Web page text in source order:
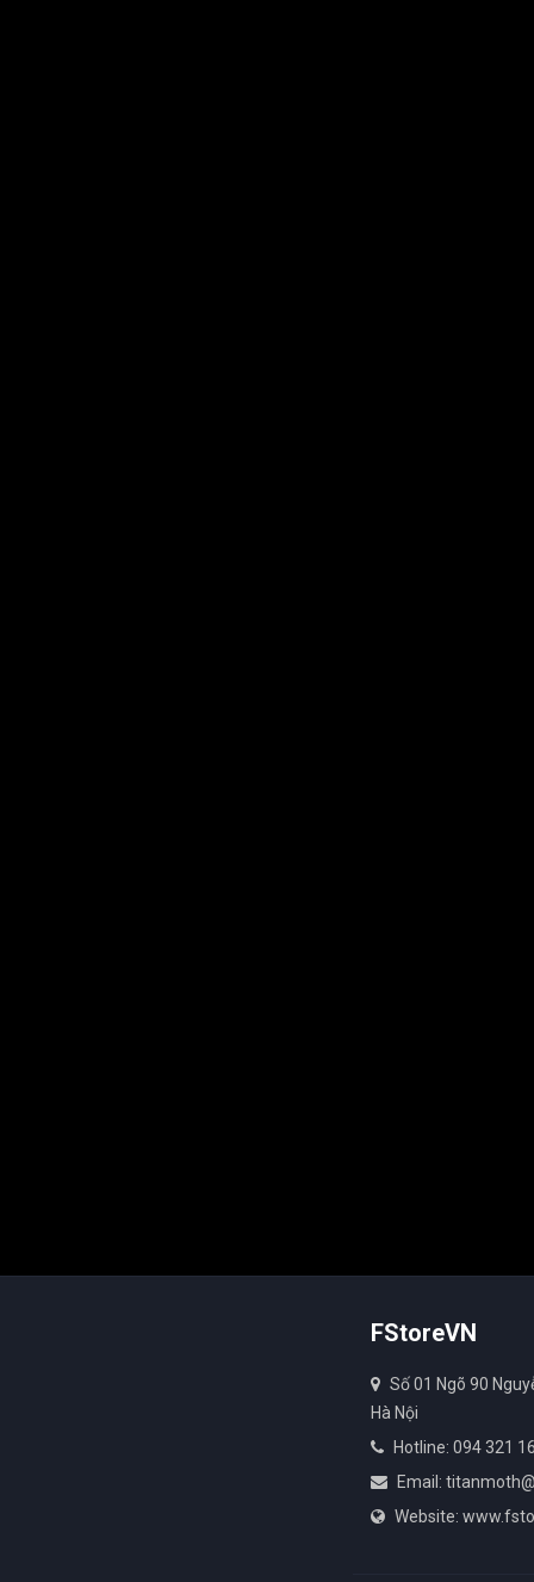
FStoreVN
Số 01 Ngõ 90
Hà Nội
Hotline: 094 321
Email:
Website: